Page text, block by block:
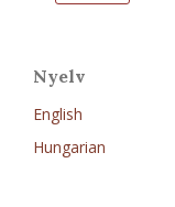
Nyelv
English
Hungarian